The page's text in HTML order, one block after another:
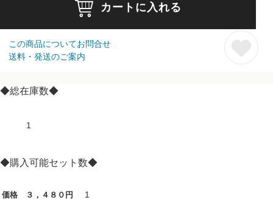
カートに入れる
この商品についてお問合せ
送料・発送のご案内
◆総在庫数◆
1
◆購入可能セット数◆
価格 ３，４８０円 1